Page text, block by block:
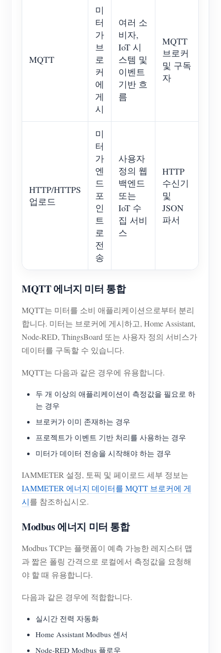
MQTT
미
터
가
브
로
커
에
게
시
여러 소
비자,
IoT 시
스템 및
이벤트
기반 흐
름
MQTT
브로커
및 구독
자
HTTP/HTTPS
업로드
미
터
가
엔
드
포
인
트
로
전
송
사용자
정의 웹
백엔드
또는
IoT 수
집 서비
스
HTTP
수신기
및
JSON
파서
MQTT 에너지 미터 통합
MQTT는 미터를 소비 애플리케이션으로부터 분리
합니다. 미터는 브로커에 게시하고, Home Assistant,
Node-RED, ThingsBoard 또는 사용자 정의 서비스가
데이터를 구독할 수 있습니다.
MQTT는 다음과 같은 경우에 유용합니다.
두 개 이상의 애플리케이션이 측정값을 필요로 하
는 경우
브로커가 이미 존재하는 경우
프로젝트가 이벤트 기반 처리를 사용하는 경우
미터가 데이터 전송을 시작해야 하는 경우
IAMMETER 설정, 토픽 및 페이로드 세부 정보는
IAMMETER 에너지 데이터를 MQTT 브로커에 게
시를 참조하십시오.
Modbus 에너지 미터 통합
Modbus TCP는 플랫폼이 예측 가능한 레지스터 맵
과 짧은 폴링 간격으로 로컬에서 측정값을 요청해
야 할 때 유용합니다.
다음과 같은 경우에 적합합니다.
실시간 전력 자동화
Home Assistant Modbus 센서
Node-RED Modbus 플로우